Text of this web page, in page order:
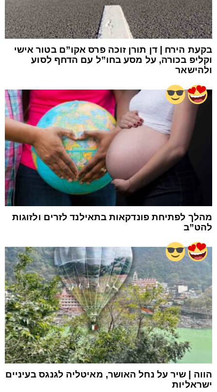
בקעת הירח | דן תורן זוכה פרס אקו”ם בטור אישי
וקליפ בכורה, על מסע בחו”ל עם הדחף לסוע
ולהישאר
מהלך לפתיחת פונדקאות בתאילנד לזרים ולזוגות
להט”ב
הווה | שיר על נחל האושר, מאיטליה לגנגס בעיניים
ישראליות